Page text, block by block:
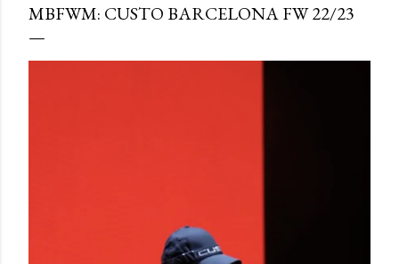
MBFWM: CUSTO BARCELONA FW 22/23